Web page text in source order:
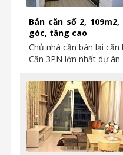
Bán căn số 2,
góc, tầng cao
Chủ nhà cần bán lại
Căn 3PN lớn nhất dự